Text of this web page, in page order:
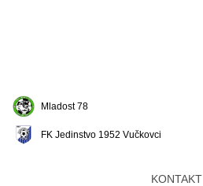
Mladost 78
FK Jedinstvo 1952 Vučkovci
KONTAKT